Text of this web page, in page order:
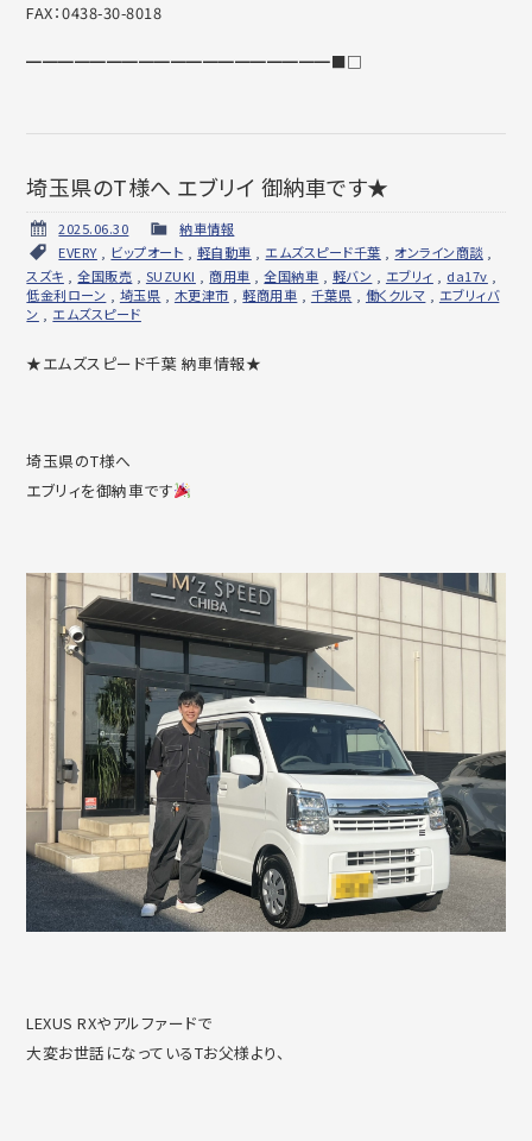
FAX：0438-30-8018
━━━━━━━━━━━━━━━━━━━■□
埼玉県のT様へ エブリイ 御納車です★
2025.06.30
納車情報
EVERY, ビップオート 軽自動車 エムズスピード千葉 オンライン商談,
スズキ ,全国販売 SUZUKI ,商用車 ,全国納車 軽バン エブリィ da17v
低金利ローン
埼玉県 木更津市 ,軽商用車 千葉県 働くクルマ
エブリィバ
ン
エムズスピード
★エムズスピード千葉 納車情報★
埼玉県のT様へ
エブリィを御納車です
LEXUS RXやアルファードで
大変お世話になっているTお父様より、